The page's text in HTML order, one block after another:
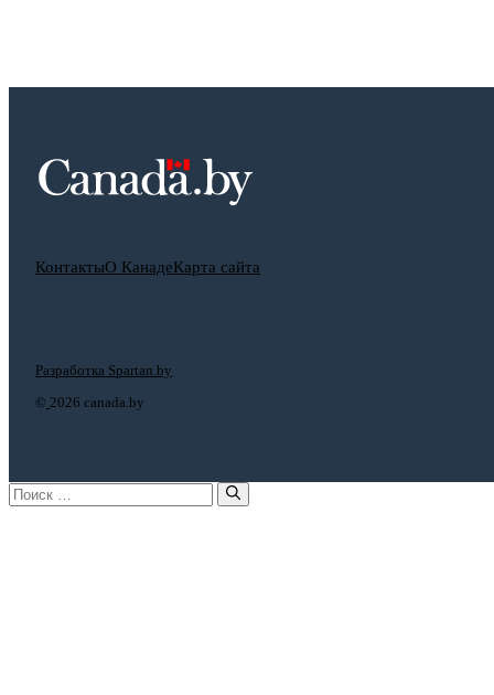
КонтактыО КанадеКарта сайта
© 2026 canada.by
Разработка Spartan.by
Поиск: